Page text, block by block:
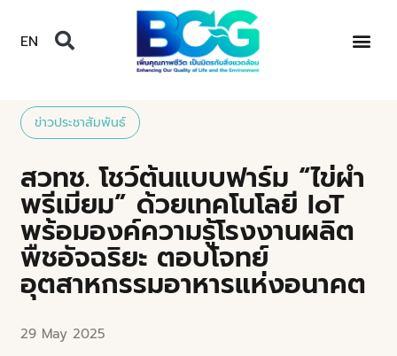
EN
ข่าวประชาสัมพันธ์
สวทช. โชว์ต้นแบบฟาร์ม “ไข่ผำ
พรีเมียม” ด้วยเทคโนโลยี IoT
พร้อมองค์ความรู้โรงงานผลิต
พืชอัจฉริยะ ตอบโจทย์
อุตสาหกรรมอาหารแห่งอนาคต
29 May 2025